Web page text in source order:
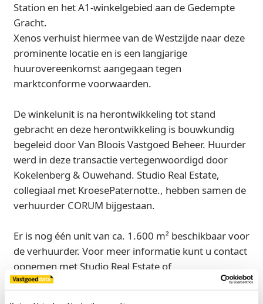
Station en het A1-winkelgebied aan de Gedempte
Gracht.
Xenos verhuist hiermee van de Westzijde naar deze
prominente locatie en is een langjarige
huurovereenkomst aangegaan tegen
marktconforme voorwaarden.
De winkelunit is na herontwikkeling tot stand
gebracht en deze herontwikkeling is bouwkundig
begeleid door Van Bloois Vastgoed Beheer. Huurder
werd in deze transactie vertegenwoordigd door
Kokelenberg & Ouwehand. Studio Real Estate,
collegiaal met KroesePaternotte., hebben samen de
verhuurder CORUM bijgestaan.
Er is nog één unit van ca. 1.600 m² beschikbaar voor
de verhuurder. Voor meer informatie kunt u contact
opnemen met Studio Real Estate of
KroesePaternotte.